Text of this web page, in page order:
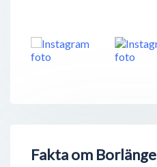
Fakta om Borlänge